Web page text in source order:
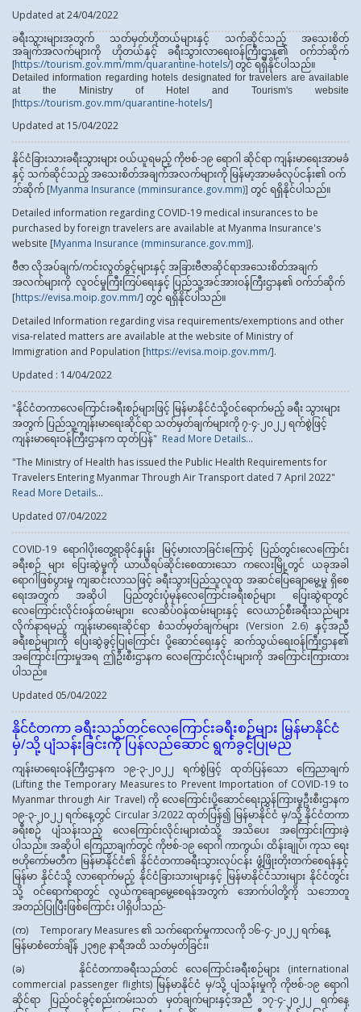
Updated at 24/04/2022
ခရီးသွားများအတွက် သတ်မှတ်ဟိုတယ်များနှင့် သက်ဆိုင်သည့် အသေးစိတ်
အချက်အလက်များကို ဟိုတယ်နှင့် ခရီးသွားလာရေးဝန်ကြီးဌာန၏ ဝက်ဘ်ဆိုက်
[https://tourism.gov.mm/mm/quarantine-hotels/] တွင် ရရှိနိုင်ပါသည်။
Detailed information regarding hotels designated for travelers are available
at the Ministry of Hotel and Tourism's website
[https://tourism.gov.mm/quarantine-hotels/]
Updated at 15/04/2022
နိုင်ငံခြားသားခရီးသွားများ ဝယ်ယူရမည့် ကိုဗစ်-၁၉ ရောဂါ ဆိုင်ရာ ကျန်းမာရေးအာမခံ
နှင့် သက်ဆိုင်သည့် အသေးစိတ်အချက်အလက်များကို မြန်မာ့အာမခံလုပ်ငန်း၏ ဝက်
ဘ်ဆိုက် [Myanma Insurance (mminsurance.gov.mm)] တွင် ရရှိနိုင်ပါသည်။
Detailed information regarding COVID-19 medical insurances to be
purchased by foreign travelers are available at Myanma Insurance's
website [Myanma Insurance (mminsurance.gov.mm)].
ဗီဇာ လိုအပ်ချက်/ကင်းလွတ်ခွင့်များနှင့် အခြားဗီဇာဆိုင်ရာအသေးစိတ်အချက်
အလက်များကို လူဝင်မှုကြီးကြပ်ရေးနှင့် ပြည်သူ့အင်အားဝန်ကြီးဌာန၏ ဝက်ဘ်ဆိုက်
[https://evisa.moip.gov.mm/] တွင် ရရှိနိုင်ပါသည်။
Detailed Information regarding visa requirements/exemptions and other
visa-related matters are available at the website of Ministry of
Immigration and Population [https://evisa.moip.gov.mm/].
Updated : 14/04/2022
"နိုင်ငံတကာလေကြောင်းခရီးစဉ်များဖြင့် မြန်မာနိုင်ငံသို့ဝင်ရောက်မည့် ခရီး သွားများ
အတွက် ပြည်သူ့ကျန်းမာရေးဆိုင်ရာ သတ်မှတ်ချက်များကို ၇-၄-၂၀၂၂ ရက်စွဲဖြင့်
ကျန်းမာရေးဝန်ကြီးဌာနက ထုတ်ပြန်" Read More Details...
"The Ministry of Health has issued the Public Health Requirements for
Travelers Entering Myanmar Through Air Transport dated 7 April 2022"
Read More Details...
Updated 07/04/2022
COVID-19 ရောဂါပိုးတွေ့ရာခိုင်နှုန်း မြင့်မားလာခြင်းကြောင့် ပြည်တွင်းလေကြောင်း
ခရီးစဉ် များ ပြေးဆွဲမှုကို ယာယီရပ်ဆိုင်းစေထားသော ကလေးမြို့တွင် ယခုအခါ
ရောဂါဖြစ်ပွားမှု ကျဆင်းလာသဖြင့် ခရီးသွားပြည်သူလူထု အဆင်ပြေချောမွေ့မှု ရှိစေ
ရေးအတွက် အဆိုပါ ပြည်တွင်းပုံမှန်လေကြောင်းခရီးစဉ်များ ပြေးဆွဲရာတွင်
လေကြောင်းလိုင်းဝန်ထမ်းများ၊ လေဆိပ်ဝန်ထမ်းများနှင့် လေယာဉ်စီးခရီးသည်များ
လိုက်နာရမည့် ကျန်းမာရေးဆိုင်ရာ စံသတ်မှတ်ချက်များ (Version 2.6) နှင့်အညီ
ခရီးစဉ်များကို ပြေးဆွဲခွင့်ပြုကြောင်း ပို့ဆောင်ရေးနှင့် ဆက်သွယ်ရေးဝန်ကြီးဌာန၏
အကြောင်းကြားမှုအရ ဤဦးစီးဌာနက လေကြောင်းလိုင်းများကို အကြောင်းကြားထား
ပါသည်။
Updated 05/04/2022
နိုင်ငံတကာ ခရီးသည်တင်လေကြောင်းခရီးစဉ်များ မြန်မာနိုင်ငံ
မှ/သို့ ပျံသန်းခြင်းကို ပြန်လည်ဆောင် ရွက်ခွင့်ပြုမည်
ကျန်းမာရေးဝန်ကြီးဌာနက ၁၉-၃-၂၀၂၂ ရက်စွဲဖြင့် ထုတ်ပြန်သော ကြေညာချက်
(Lifting the Temporary Measures to Prevent Importation of COVID-19 to
Myanmar through Air Travel) ကို လေကြောင်းပို့ဆောင်ရေးညွှန်ကြားမှုဦးစီးဌာနက
၁၉-၃-၂၀၂၂ ရက်နေ့တွင် Circular 3/2022 ထုတ်ပြန်၍ မြန်မာနိုင်ငံ မှ/သို့ နိုင်ငံတကာ
ခရီးစဉ် ပျံသန်းသည့် လေကြောင်းလိုင်းများထံသို့ အသိပေး အကြောင်းကြားခဲ့
ပါသည်။ အဆိုပါ ကြေညာချက်တွင် ကိုဗစ်-၁၉ ရောဂါ ကာကွယ်၊ ထိန်းချုပ်၊ ကုသ ရေး
ဗဟိုကော်မတီက မြန်မာနိုင်ငံ၏ နိုင်ငံတကာခရီးသွားလုပ်ငန်း ဖွံ့‌ဖြိုးတိုးတက်စေရန်နှင့်
မြန်မာ နိုင်ငံသို့ လာရောက်မည့် နိုင်ငံခြားသားများနှင့် မြန်မာနိုင်ငံသားများ နိုင်ငံတွင်း
သို့ ဝင်ရောက်ရာတွင် လွယ်ကူချောမွေ့စေရန်အတွက် အောက်ပါတို့ကို သဘောတူ
အတည်ပြုပြီးဖြစ်ကြောင်း ပါရှိပါသည်-
(က) Temporary Measures ၏ သက်ရောက်မှုကာလကို ၁၆-၄-၂၀၂၂ ရက်နေ့
မြန်မာစံတော်ချိန် ၂၃၅၉ နာရီအထိ သတ်မှတ်ခြင်း၊
(ခ) နိုင်ငံတကာခရီးသည်တင် လေကြောင်းခရီးစဉ်များ (international
commercial passenger flights) မြန်မာနိုင်ငံ မှ/သို့ ပျံသန်းမှုကို ကိုဗစ်-၁၉ ရောဂါ
ဆိုင်ရာ ပြည်ဝင်ခွင့်စည်းကမ်းသတ် မှတ်ချက်များနှင့်အညီ ၁၇-၄-၂၀၂၂ ရက်နေ့